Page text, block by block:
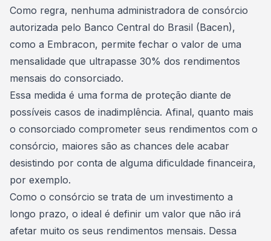
Como regra, nenhuma administradora de consórcio
autorizada pelo Banco Central do Brasil (Bacen),
como a Embracon, permite fechar o valor de uma
mensalidade que ultrapasse 30% dos rendimentos
mensais do consorciado.
Essa medida é uma forma de proteção diante de
possíveis casos de inadimplência. Afinal, quanto mais
o consorciado comprometer seus rendimentos com o
consórcio, maiores são as chances dele acabar
desistindo por conta de alguma dificuldade financeira,
por exemplo.
Como o consórcio se trata de um investimento a
longo prazo, o ideal é definir um valor que não irá
afetar muito os seus rendimentos mensais. Dessa